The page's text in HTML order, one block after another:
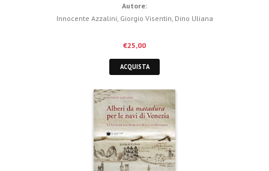
Autore:
Innocente Azzalini Giorgio Visentin Dino Uliana
€25,00
ACQUISTA